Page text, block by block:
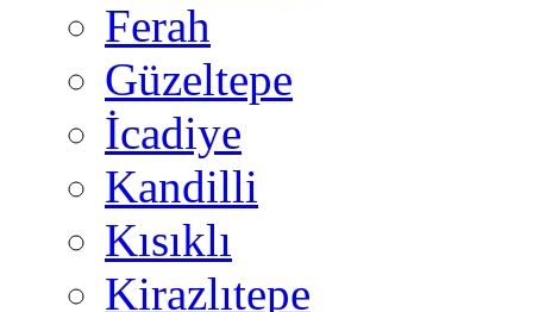
Ferah
Güzeltepe
İcadiye
Kandilli
Kısıklı
Kirazlıtepe